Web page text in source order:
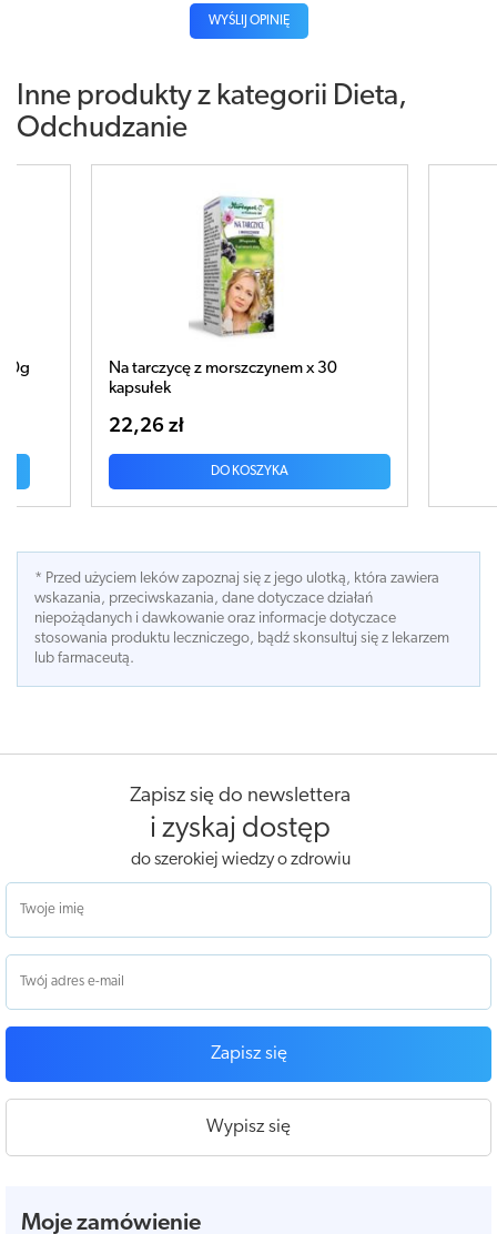
WYŚLIJ OPINIĘ
Inne produkty z kategorii Dieta,
Odchudzanie
x 30 Gurmar x 90 kapsułek
* Przed użyciem leków zapoznaj się z jego ulotką, która zawiera
wskazania, przeciwskazania, dane dotyczace działań
niepożądanych i dawkowanie oraz informacje dotyczace
stosowania produktu leczniczego, bądź skonsultuj się z lekarzem
lub farmaceutą.
Zapisz się do newslettera
i zyskaj dostęp
do szerokiej wiedzy o zdrowiu
Zapisz się
Wypisz się
Moje zamówienie